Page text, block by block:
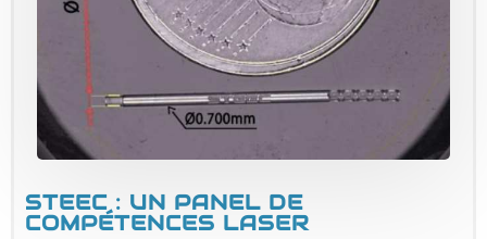
STEEC : UN PANEL DE
COMPÉTENCES LASER